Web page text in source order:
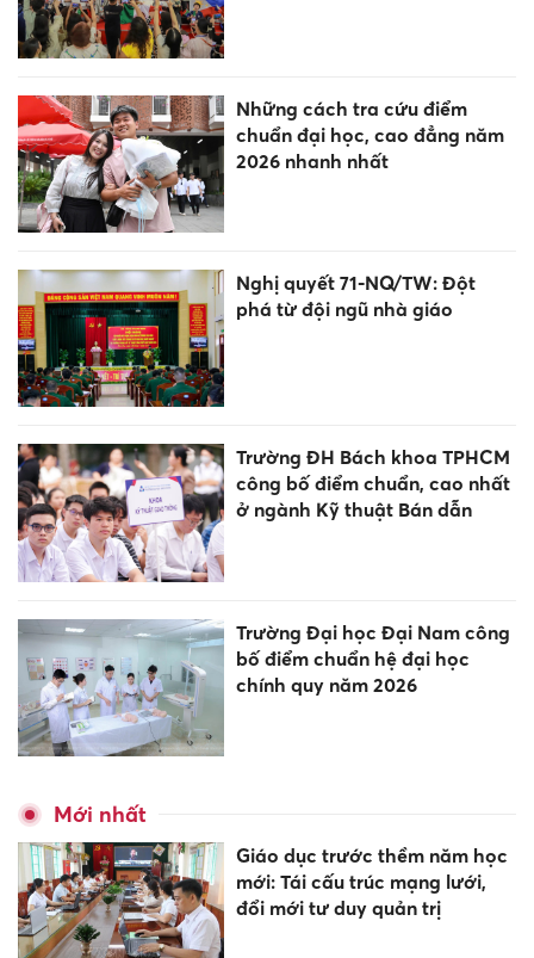
Những cách tra cứu điểm
chuẩn đại học, cao đẳng năm
2026 nhanh nhất
Nghị quyết 71-NQ/TW: Đột
phá từ đội ngũ nhà giáo
Trường ĐH Bách khoa TPHCM
công bố điểm chuẩn, cao nhất
ở ngành Kỹ thuật Bán dẫn
Trường Đại học Đại Nam công
bố điểm chuẩn hệ đại học
chính quy năm 2026
Mới nhất
Giáo dục trước thềm năm học
mới: Tái cấu trúc mạng lưới,
đổi mới tư duy quản trị